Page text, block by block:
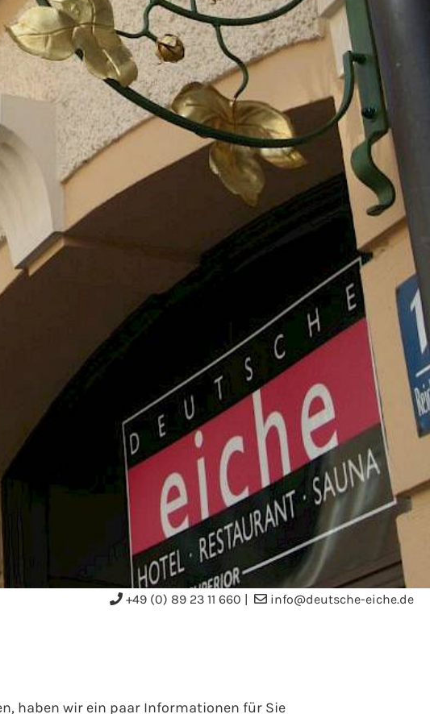
+49 (0) 89 23 11 660 | info@deutsche-eiche.de
haben wir ein paar Informationen für Sie